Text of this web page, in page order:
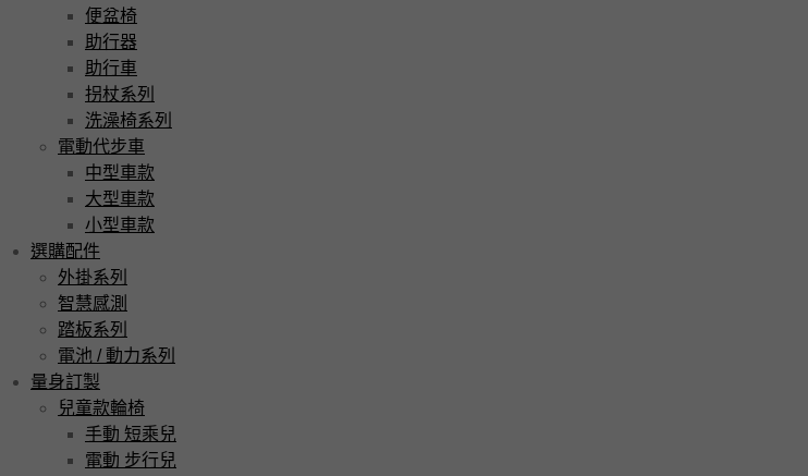
便盆椅
助行器
助行車
拐杖系列
洗澡椅系列
電動代步車
中型車款
大型車款
小型車款
選購配件
外掛系列
智慧感測
踏板系列
電池 / 動力系列
量身訂製
兒童款輪椅
手動 短乘兒
電動 步行兒